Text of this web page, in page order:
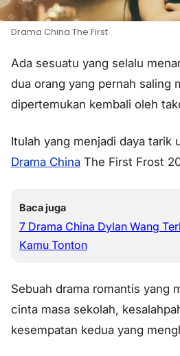
Drama China The First
Ada sesuatu yang selalu
dua orang yang pernah saling
dipertemukan kembali oleh
Itulah yang menjadi daya tarik
Drama China The First Frost
Baca juga
7 Drama China Dylan Wang
Kamu Tonton
Sebuah drama romantis yang
cinta masa sekolah,
kesempatan kedua yang